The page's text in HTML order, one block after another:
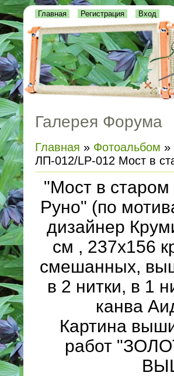
Главная Регистрация Вход
Галерея Форума
Главная » Фотоальбом »
ЛП-012/LP-012 Мост в
"Мост в старом
Руно" (по
дизайнер
см , 237х156
смешанных,
в 2 нитки, в 1
канва
Картина
работ